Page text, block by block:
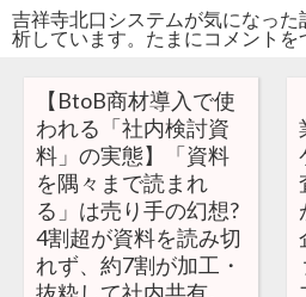
吉祥寺北口システムが気になっ
析しています。たまにコメントを
【BtoB商材導入で使
われる「社内検討資
料」の実態】「資料
を隅々まで読まれ
る」は売り手の幻想?
4割超が資料を読み切
れず、約7割が加工・